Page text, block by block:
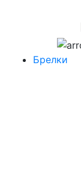
Брелки